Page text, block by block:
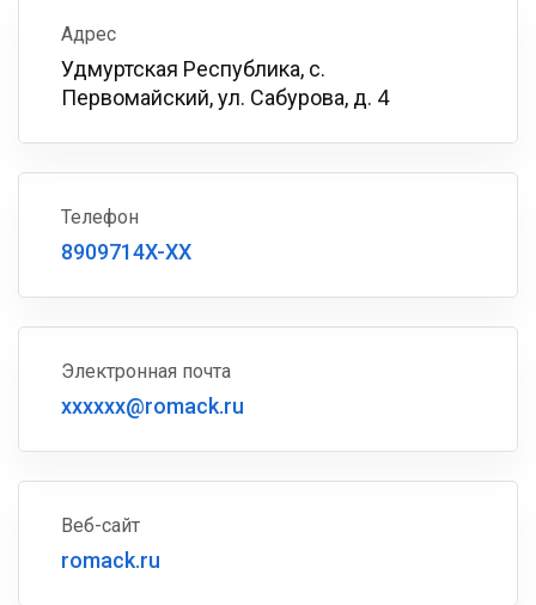
Адрес
Удмуртская Республика, с.
Первомайский, ул. Сабурова, д. 4
Телефон
8909714X-XX
Электронная почта
xxxxxx@romack.ru
Веб-сайт
romack.ru